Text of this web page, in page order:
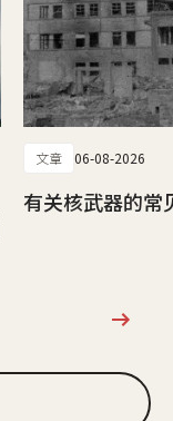
文章 06-08-2026
有关核武器的常